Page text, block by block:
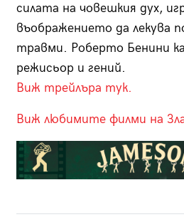
силата на човешкия дух,
въображението да лекува
травми. Роберто Бенини
режисьор и гений.
Виж трейлъра тук.
Виж любимите филми на